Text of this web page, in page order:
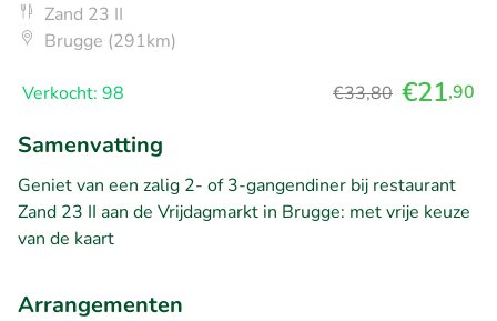
Zand 23 II
Brugge (291km)
Verkocht: 98 €33,80 €21,90
Samenvatting
Geniet van een zalig 2- of 3-gangendiner bij restaurant
Zand 23 II aan de Vrijdagmarkt in Brugge: met vrije keuze
van de kaart
Arrangementen